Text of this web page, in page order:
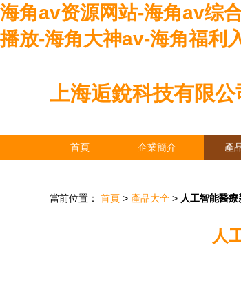
海角av资源网站-海角av综
播放-海角大神av-海角福利
上海逅銳科技有限公
首頁 企業簡介 產
當前位置： 首頁 > 產品大全 > 人工智能醫
人